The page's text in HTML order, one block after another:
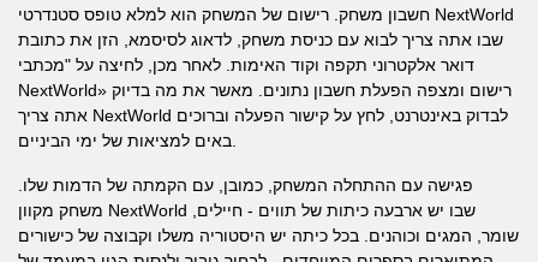
חשבון משחק. רישום של המשחק הוא למלא טופס סטנדרטי NextWorld
שבו אתה צריך לבוא עם כניסת משחק, לדאוג לסיסמא, הזן את כתובת
דואר אלקטרוני תקפה וקוד האימות. לאחר מכן, לחיצה על "מכתבי
NextWorld» רישום ומצפה הפעלת חשבון נתונים. מאשר את מה בדיוק
אתה צריך NextWorld לבדוק באינטרנט, לחץ על קישור הפעלה וברוכים
פגישה עם ההתחלה המשחק, כמובן, עם הקמתה של הדמות שלו.
משחק מקוון NextWorld שבו יש ארבעה כיתות של תווים - חיילים,
שומר, המגים וכוהנים. בכל כיתה יש היסטוריה משלו וקבוצה של כישורים